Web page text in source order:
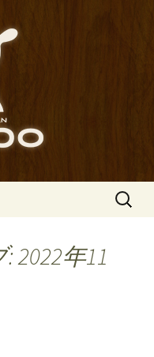
タリアン
）」の公式
ェッポ）」。
岐オリーブ牛の
メニューも豊富
一人飲みのお客
検
2022年11